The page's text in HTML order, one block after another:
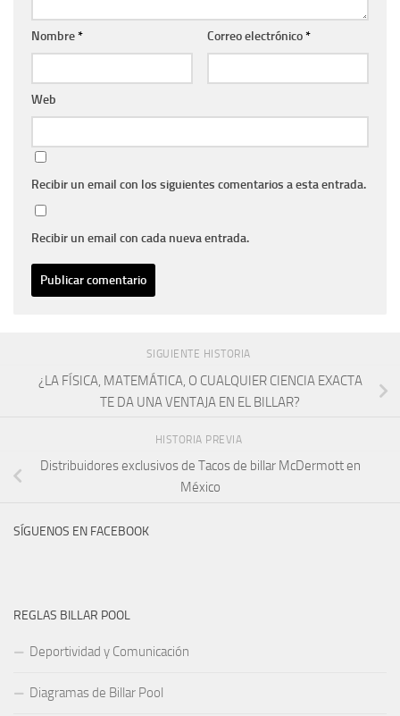
Nombre* Correo electrónico*
Web
Recibir un email con los siguientes comentarios a esta entrada.
Recibir un email con cada nueva entrada.
SIGUIENTE HISTORIA
¿LA FÍSICA, MATEMÁTICA, O CUALQUIER CIENCIA EXACTA
TE DA UNA VENTAJA EN EL BILLAR?
HISTORIA PREVIA
Distribuidores exclusivos de Tacos de billar McDermott en
México
SÍGUENOS EN FACEBOOK
REGLAS BILLAR POOL
Deportividad y Comunicación
Diagramas de Billar Pool